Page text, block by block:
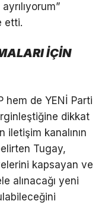
etti.
İÇİN
hem de YENİ Parti
dikkat
iletişim kanalının
Tugay,
kapsayan ve
alınacağı yeni